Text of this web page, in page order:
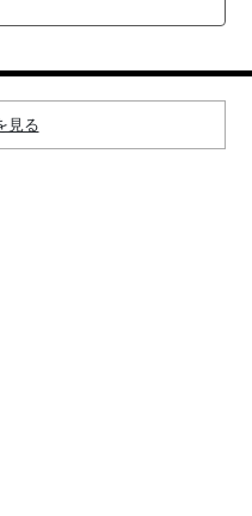
見る